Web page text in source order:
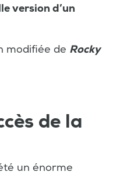
version d’un
modifiée de Rocky
de la
un énorme